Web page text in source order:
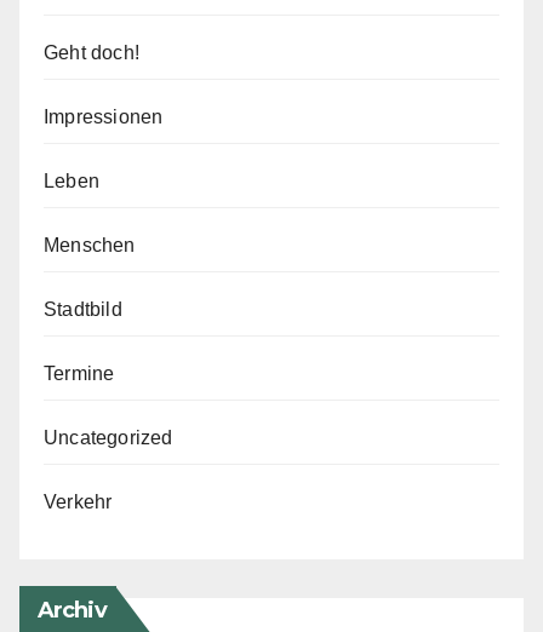
Geht doch!
Impressionen
Leben
Menschen
Stadtbild
Termine
Uncategorized
Verkehr
Archiv